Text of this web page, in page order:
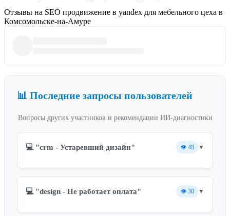
Отзывы на SEO продвижение в yandex для мебельного цеха в
Комсомольске-на-Амуре
📊 Последние запросы пользователей
Вопросы других участников и рекомендации ИИ-диагностики
💻 "crm - Устаревший дизайн" 👁️ 48 ▼
💻 "design - Не работает оплата" 👁️ 30 ▼